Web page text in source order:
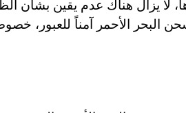
لا يزال هناك عدم يقين بشأن
البحر الأحمر آمناً للعبور،